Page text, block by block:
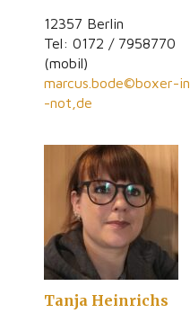
12357 Berlin
Tel: 0172 / 7958770
(mobil)
marcus.bode©boxer-in
-not,de
Tanja Heinrichs